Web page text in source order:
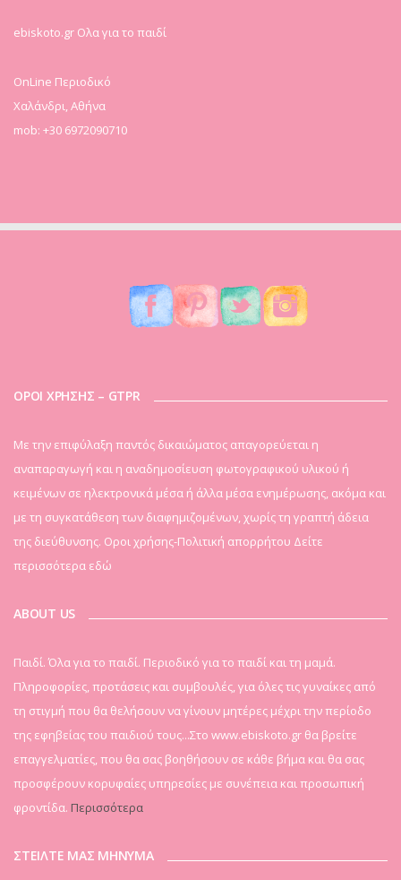
ebiskoto.gr Ολα για το παιδί
OnLine Περιοδικό
Χαλάνδρι, Αθήνα
mob: +30 6972090710
ΟΡΟΙ ΧΡΗΣΗΣ – GTPR
Mε την επιφύλαξη παντός δικαιώματος απαγορεύεται η
αναπαραγωγή και η αναδημοσίευση φωτογραφικού υλικού ή
κειμένων σε ηλεκτρονικά μέσα ή άλλα μέσα ενημέρωσης, ακόμα και
με τη συγκατάθεση των διαφημιζομένων, χωρίς τη γραπτή άδεια
της διεύθυνσης. Οροι χρήσης-Πολιτική απορρήτου Δείτε
περισσότερα εδώ
ABOUT US
Παιδί. Όλα για το παιδί. Περιοδικό για το παιδί και τη μαμά.
Πληροφορίες, προτάσεις και συμβουλές, για όλες τις γυναίκες από
τη στιγμή που θα θελήσουν να γίνουν μητέρες μέχρι την περίοδο
της εφηβείας του παιδιού τους...Στο www.ebiskoto.gr θα βρείτε
επαγγελματίες, που θα σας βοηθήσουν σε κάθε βήμα και θα σας
προσφέρουν κορυφαίες υπηρεσίες με συνέπεια και προσωπική
φροντίδα. Περισσότερα
ΣΤΕΙΛΤΕ ΜΑΣ ΜΗΝΥΜΑ